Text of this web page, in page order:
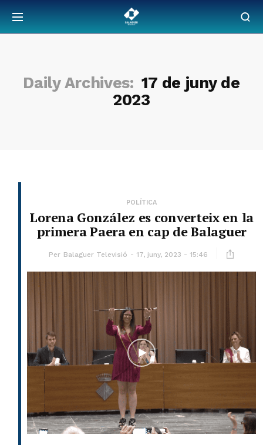
Daily Archives: 17 de juny de
2023
POLÍTICA
Lorena González es converteix en la
primera Paera en cap de Balaguer
Per Balaguer Televisió 17, juny, 2023 - 15:46